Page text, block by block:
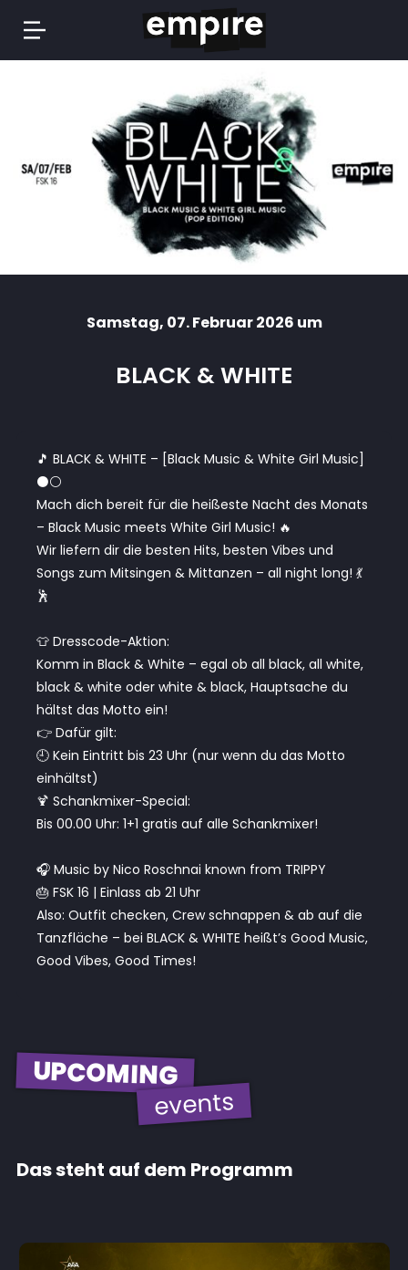
Samstag, 07. Februar 2026 um
BLACK & WHITE
🎵 BLACK & WHITE – [Black Music & White Girl Music]
⚫⚪
Mach dich bereit für die heißeste Nacht des Monats
– Black Music meets White Girl Music! 🔥
Wir liefern dir die besten Hits, besten Vibes und
Songs zum Mitsingen & Mittanzen – all night long! 💃
🕺
👕 Dresscode-Aktion:
Komm in Black & White – egal ob all black, all white,
black & white oder white & black, Hauptsache du
hältst das Motto ein!
👉 Dafür gilt:
🕘 Kein Eintritt bis 23 Uhr (nur wenn du das Motto
einhältst)
🍹 Schankmixer-Special:
Bis 00.00 Uhr: 1+1 gratis auf alle Schankmixer!
🎧 Music by Nico Roschnai known from TRIPPY
🎂 FSK 16 | Einlass ab 21 Uhr
Also: Outfit checken, Crew schnappen & ab auf die
Tanzfläche – bei BLACK & WHITE heißt’s Good Music,
Good Vibes, Good Times!
UPCOMING
events
Das steht auf dem Programm